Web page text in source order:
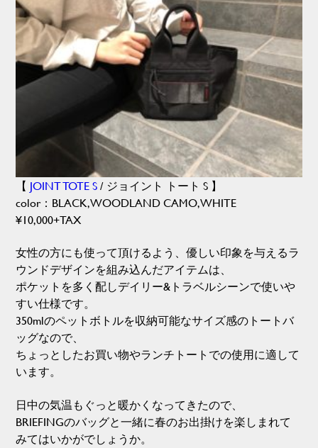
【 JOINT TOTE S/ ジョイント トート S 】
color：BLACK,WOODLAND CAMO,WHITE
¥10,000+TAX
女性の方にも使って頂けるよう、優しい印象を与えるラ
ウンドデザインを組み込んだアイテムは、
ポケットを多く配しデイリー&トラベルシーンで使いや
すい仕様です。
350mlのペットボトルを収納可能なサイズ感のトートバ
ッグなので、
ちょっとしたお買い物やランチトートでの使用に適して
います。
日中の気温もぐっと暖かくなってきたので、
BRIEFINGのバッグと一緒に春のお出掛けを楽しまれて
みてはいかがでしょうか。